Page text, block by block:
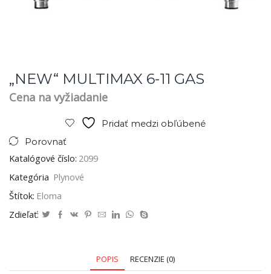
„NEW“ MULTIMAX 6-11 GAS
Cena na vyžiadanie
Pridať medzi obľúbené
Porovnať
Katalógové číslo: 2099
Kategória Plynové
Štítok: Eloma
Zdieľať:
POPIS RECENZIE (0)